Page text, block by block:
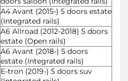
A4 Avant (2015-) 5 doors estate
(Integrated rails)
A6 Allroad (2012-2018) 5 doors
estate (Open rails)
A6 Avant (2018-) 5 doors
estate (Integrated rails)
E-tron (2019-) 5 doors suv